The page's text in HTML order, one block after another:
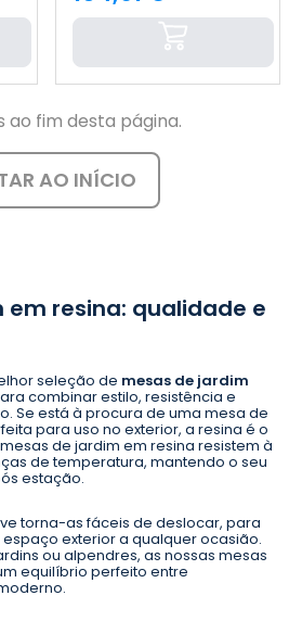
ao fim desta página.
AO INÍCIO
em resina: qualidade e
seleção de mesas de jardim
combinar estilo, resistência e
Se está à procura de uma mesa de
para uso no exterior, a resina é o
de jardim em resina resistem à
de temperatura, mantendo o seu
estação.
torna-as fáceis de deslocar, para
exterior a qualquer ocasião.
ou alpendres, as nossas mesas
equilíbrio perfeito entre